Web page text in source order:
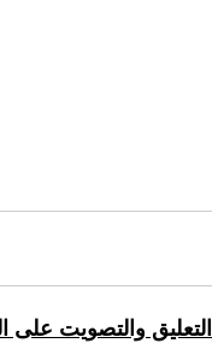
التعليق والتصويت